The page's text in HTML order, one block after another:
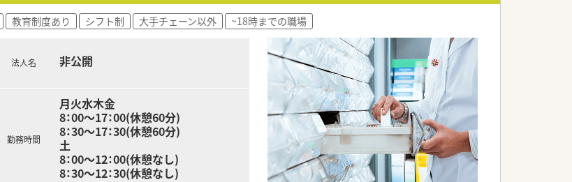
教育制度あり シフト制 大手チェーン以外 ~18時までの職場
法人名 非公開
勤務時間
月火水木金
8：00～17：00(休憩60分)
8：30～17：30(休憩60分)
土
8：00～12：00(休憩なし)
8：30～12：30(休憩なし)